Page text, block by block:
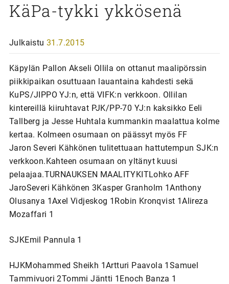
KäPa-tykki ykkösenä
Julkaistu 31.7.2015
Käpylän Pallon Akseli Ollila on ottanut maalipörssin
piikkipaikan osuttuaan lauantaina kahdesti sekä
KuPS/JIPPO YJ:n, että VIFK:n verkkoon. Ollilan
kintereillä kiiruhtavat PJK/PP-70 YJ:n kaksikko Eeli
Tallberg ja Jesse Huhtala kummankin maalattua kolme
kertaa. Kolmeen osumaan on päässyt myös FF
Jaron Severi Kähkönen tulitettuaan hattutempun SJK:n
verkkoon.Kahteen osumaan on yltänyt kuusi
pelaajaa.TURNAUKSEN MAALITYKITLohko AFF
JaroSeveri Kähkönen 3Kasper Granholm 1Anthony
Olusanya 1Axel Vidjeskog 1Robin Kronqvist 1Alireza
Mozaffari 1
SJKEmil Pannula 1
HJKMohammed Sheikh 1Artturi Paavola 1Samuel
Tammivuori 2Tommi Jäntti 1Enoch Banza 1